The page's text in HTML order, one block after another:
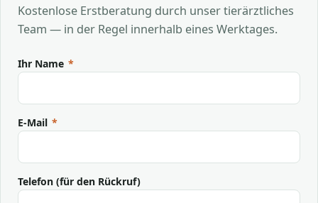
Kostenlose Erstberatung durch unser tierärztliches
Team — in der Regel innerhalb eines Werktages.
Ihr Name *
E-Mail *
Telefon (für den Rückruf)